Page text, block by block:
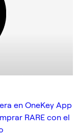
en OneKey App
RARE con el